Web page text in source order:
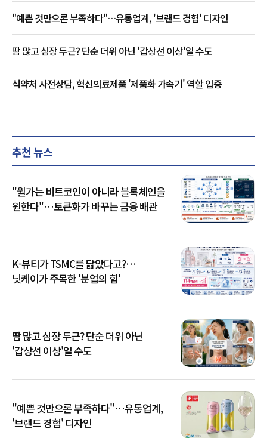
"예쁜 것만으론 부족하다"…유통업계, '브랜드 경험' 디자인
땀 많고 심장 두근? 단순 더위 아닌 '갑상선 이상'일 수도
식약처 사전상담, 혁신의료제품 '제품화 가속기' 역할 입증
추천 뉴스
"월가는 비트코인이 아니라 블록체인을
원한다"…토큰화가 바꾸는 금융 배관
K-뷰티가 TSMC를 닮았다고?…
닛케이가 주목한 '분업의 힘'
땀 많고 심장 두근? 단순 더위 아닌
'갑상선 이상'일 수도
"예쁜 것만으론 부족하다"…유통업계,
'브랜드 경험' 디자인